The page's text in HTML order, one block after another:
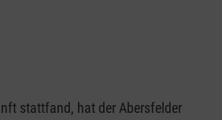
stattfand, hat der Abersfelder